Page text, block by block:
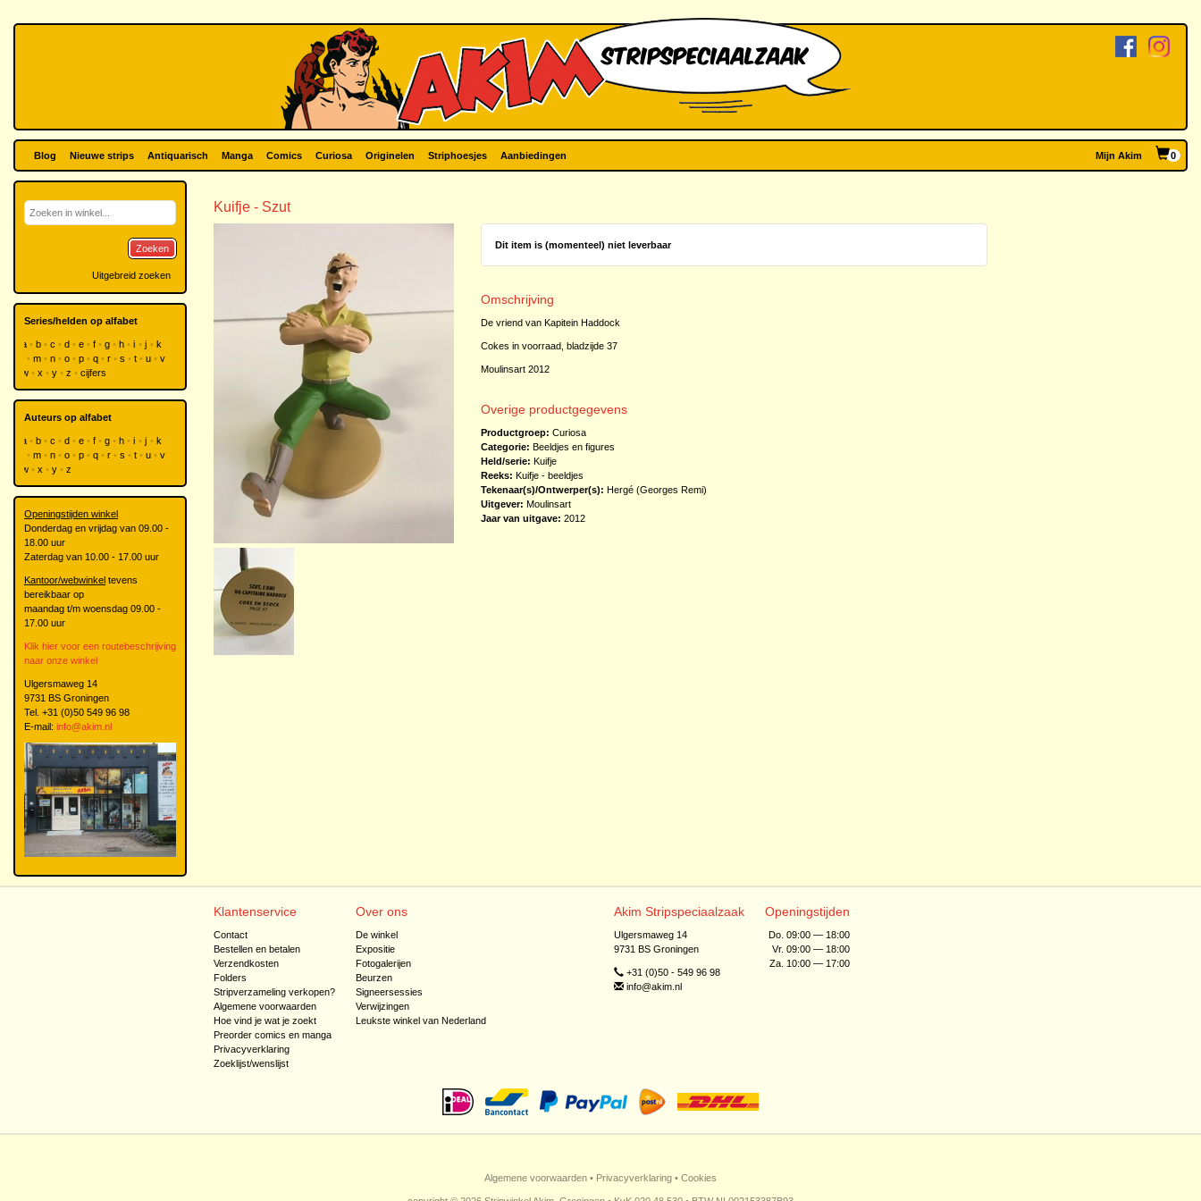
Blog Nieuwe strips Antiquarisch Manga Comics Curiosa Originelen Striphoesjes Aanbiedingen Mijn Akim 0
Kuifje - Szut
Dit item is (momenteel) niet leverbaar
Omschrijving
De vriend van Kapitein Haddock
Cokes in voorraad, bladzijde 37
Moulinsart 2012
Overige productgegevens
Productgroep: Curiosa
Categorie: Beeldjes en figures
Held/serie: Kuifje
Reeks: Kuifje - beeldjes
Tekenaar(s)/Ontwerper(s): Hergé (Georges Remi)
Uitgever: Moulinsart
Jaar van uitgave: 2012
Zoeken
Uitgebreid zoeken
Series/helden op alfabet
a b c d e f g h i j
k
m n o p q r s t u
v
w
x y z cijfers
Auteurs op alfabet
a b c d e f g h i j
k
m n o p q r s t u
v
w
x y z
Openingstijden winkel
Donderdag en vrijdag van 09.00 -
18.00 uur
Zaterdag van 10.00 - 17.00 uur
Kantoor/webwinkel tevens
bereikbaar op
maandag t/m woensdag 09.00 -
17.00 uur
Klik hier voor een routebeschrijving
naar onze winkel
Ulgersmaweg 14
9731 BS Groningen
Tel. +31 (0)50 549 96 98
E-mail: info@akim.nl
Klantenservice
Contact
Bestellen en betalen
Verzendkosten
Folders
Stripverzameling verkopen?
Algemene voorwaarden
Hoe vind je wat je zoekt
Preorder comics en manga
Privacyverklaring
Zoeklijst/wenslijst
Over ons
De winkel
Expositie
Fotogalerijen
Beurzen
Signeersessies
Verwijzingen
Leukste winkel van Nederland
Akim Stripspeciaalzaak
Ulgersmaweg 14
9731 BS Groningen
+31 (0)50 - 549 96 98
info@akim.nl
Openingstijden
Do. 09:00 — 18:00
Vr. 09:00 — 18:00
Za. 10:00 — 17:00
Algemene voorwaarden • Privacyverklaring • Cookies